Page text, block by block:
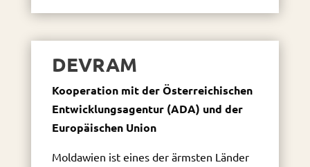
DEVRAM
Kooperation mit der Österreichischen
Entwicklungsagentur (ADA) und der
Europäischen Union
Moldawien ist eines der ärmsten Länder